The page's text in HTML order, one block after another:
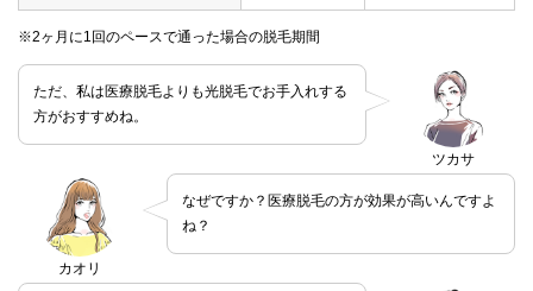
※2ヶ月に1回のペースで通った場合の脱毛期間
ツカサ
ただ、私は医療脱毛よりも光脱毛でお手入れする
方がおすすめね。
カオリ
なぜですか？医療脱毛の方が効果が高いんですよ
ね？